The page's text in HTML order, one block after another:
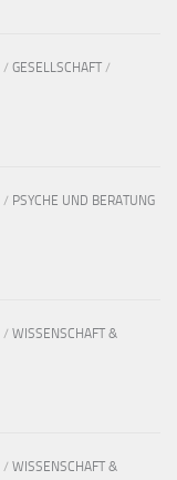
/ GESELLSCHAFT /
/ PSYCHE UND BERATUNG
/ WISSENSCHAFT &
/ WISSENSCHAFT &